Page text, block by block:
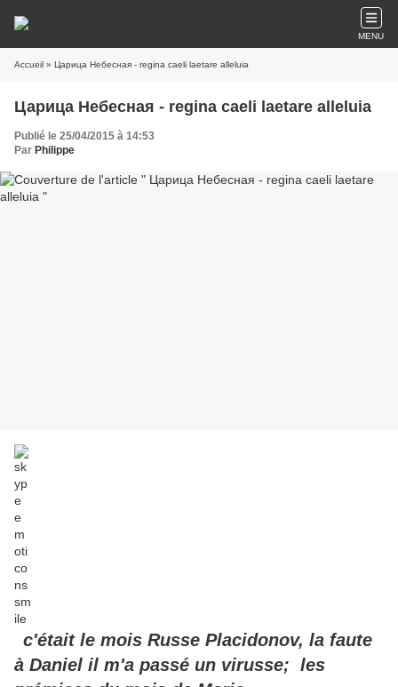
MENU
Accueil » Царица Небесная - regina caeli laetare alleluia
Царица Небесная - regina caeli laetare alleluia
Publié le 25/04/2015 à 14:53
Par Philippe
c'était le mois Russe Placidonov, la faute
à Daniel il m'a passé un virusse; les